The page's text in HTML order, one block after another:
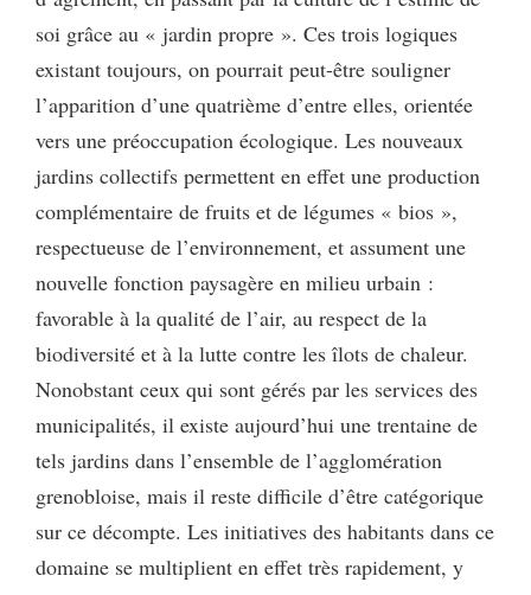
soi grâce au « jardin propre ». Ces trois logiques
existant toujours, on pourrait peut-être souligner
l’apparition d’une quatrième d’entre elles, orientée
vers une préoccupation écologique. Les nouveaux
jardins collectifs permettent en effet une production
complémentaire de fruits et de légumes « bios »,
respectueuse de l’environnement, et assument une
nouvelle fonction paysagère en milieu urbain :
favorable à la qualité de l’air, au respect de la
biodiversité et à la lutte contre les îlots de chaleur.
Nonobstant ceux qui sont gérés par les services des
municipalités, il existe aujourd’hui une trentaine de
tels jardins dans l’ensemble de l’agglomération
grenobloise, mais il reste difficile d’être catégorique
sur ce décompte. Les initiatives des habitants dans ce
domaine se multiplient en effet très rapidement, y